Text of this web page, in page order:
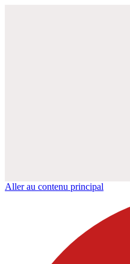
Aller au contenu principal